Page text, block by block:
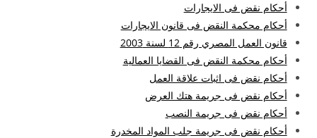
أحكام نقض فى الايجارات
أحكام محكمة النقض فى قانون الايجارات
قانون العمل المصري رقم 12 لسنة 2003
أحكام محكمة النقض فى القضايا العمالية
أحكام نقض فى اثبات علاقة العمل
أحكام نقض فى جريمة هتك العرض
أحكام نقض فى جريمة النصب
أحكام نقض فى جريمة جلب المواد المخدرة